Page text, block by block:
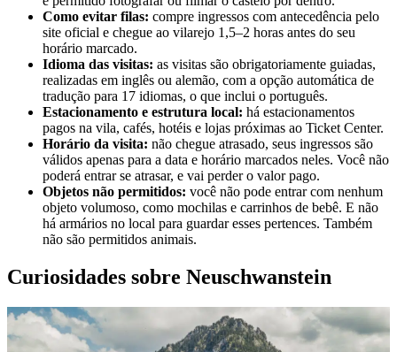
Como evitar filas: compre ingressos com antecedência pelo
site oficial e chegue ao vilarejo 1,5–2 horas antes do seu
horário marcado.
Idioma das visitas: as visitas são obrigatoriamente guiadas,
realizadas em inglês ou alemão, com a opção automática de
tradução para 17 idiomas, o que inclui o português.
Estacionamento e estrutura local: há estacionamentos
pagos na vila, cafés, hotéis e lojas próximas ao Ticket Center.
Horário da visita: não chegue atrasado, seus ingressos são
válidos apenas para a data e horário marcados neles. Você não
poderá entrar se atrasar, e vai perder o valor pago.
Objetos não permitidos: você não pode entrar com nenhum
objeto volumoso, como mochilas e carrinhos de bebê. E não
há armários no local para guardar esses pertences. Também
não são permitidos animais.
Curiosidades sobre Neuschwanstein